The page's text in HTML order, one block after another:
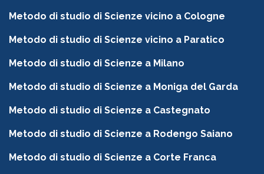
Metodo di studio di Scienze vicino a Cologne
Metodo di studio di Scienze vicino a Paratico
Metodo di studio di Scienze a Milano
Metodo di studio di Scienze a Moniga del Garda
Metodo di studio di Scienze a Castegnato
Metodo di studio di Scienze a Rodengo Saiano
Metodo di studio di Scienze a Corte Franca